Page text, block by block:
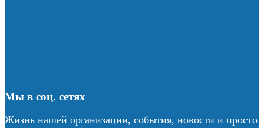
Мы в соц. сетях
Жизнь нашей организации, события, новости и просто